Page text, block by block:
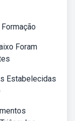
Foram
Estabelecidas